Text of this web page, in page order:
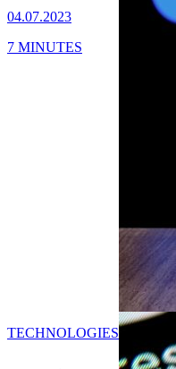
04.07.2023
7 MINUTES
TECHNOLOGIES